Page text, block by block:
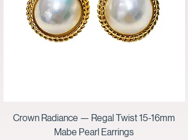
Crown Radiance — Regal Twist 15-16mm
Mabe Pearl Earrings